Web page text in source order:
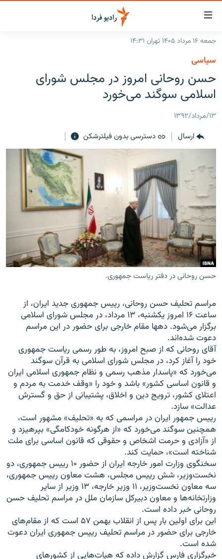
لینک‌های
قابلیت
دسترسی
بازگشت
منوی
اصلی
رفتن
صفحه
جستجو
جهان
برنامه‌های رادیویی
فرکانس‌ها
پادکست
چندرسانه‌ای
گزارش‌های تصویری
گزارش‌های ویدئویی
English
به ما بپیوندید
زبان‌های دیگر
جمعه ۱۶ مرداد ۱۴۰۵ تهران ۱۴:۳۱
سیاسی
حسن روحانی امروز در مجلس شورای
اسلامی سوگند می‌خورد
۱۳/مرداد/۱۳۹۲
ارسال
دسترسی بدون فیلترشکن
حسن روحانی در دفتر ریاست جمهوری.
مراسم تحليف حسن روحانی، ریيس جمهوری جدید ايران، از
ساعت ۱۶ امروز يکشنبه، ۱۳ مرداد، در مجلس شورای اسلامی
برگزار می‌شود. دهها مقام خارجی برای حضور در این مراسم
دعوت شده‌اند.
آقای روحانی که از صبح امروز، به طور رسمی رياست جمهوری
خود را آغاز کرد، در مجلس شورای اسلامی به قرآن سوگند
می‌خورد که «پاسدار مذهب رسمی و نظام جمهوری اسلامی ايران
و قانون اساسی کشور» باشد و خود را «وقف خدمت به مردم و
اعتلای کشور، ترويج دين و اخلاق، پشتيبانی از حق و گسترش
عدالت» سازد.
ریيس جمهور ايران در مراسمی که به «تحليف» مشهور است،
همچنين سوگند می‌خورد که «از هرگونه خودکامگی» بپرهيزد و
از «آزادی و حرمت اشخاص و حقوقی که قانون اساسی برای ملت
شناخته است»، حمايت کند.
سخنگوی وزارت امور خارجه ایران از حضور ۱۰ ریيس جمهوری، دو
نخست‌وزير، شش ریيس مجلس، هشت معاون ریيس جمهوری،
سه معاون نخست‌وزير، ۱۱ وزير خارجه، ۱۳ وزير از ساير
وزارتخانه‌ها و معاون دبيرکل سازمان ملل در مراسم تحليف حسن
روحانی خبر داده است.
اين برای اولين بار پس از انقلاب بهمن ۵۷ است که از مقام‌های
خارجی برای حضور در مراسم تحليف ریيس جمهوری ایران دعوت
شده است.
خبرگزاری فارس گزارش داده که هيات‌هايی از کشورهای